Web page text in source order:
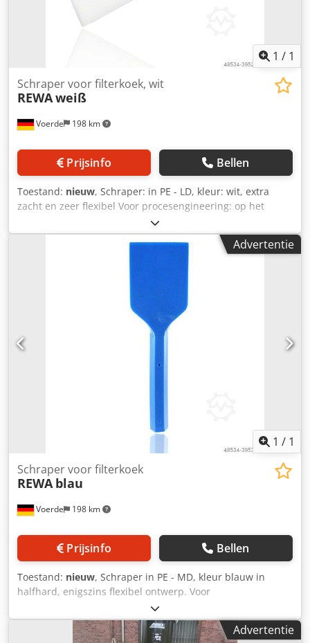
1 / 1
Voerde 198 km
Schraper voor filterkoek, wit
REWAweiß
Prijsinfo Bellen
Toestand: nieuw, Schraper: in PE - LD, kleur: wit, extra
zacht en zeer flexibel Voor procesengineering: op het
gebied van filterpersen. om de filtercake te verwijderen.
Lengte: 410 mm Dodpfxjd Eykze Ankekr Greeplengte: 210
Advertentie
1 / 1
Voerde 198 km
Schraper voor filterkoek
REWA blau
Prijsinfo Bellen
Toestand: nieuw, Schraper in PE - MD, kleur blauw in
halfhard, enigszins flexibel ontwerp. Voor
procesengineering op het gebied van filterpersen. om de
filtercake te verwijderen. Lengte: 410 mm Greeplengte: 210
mm Dkedpfx Asd Ey Rwjnkor Breedte 125 mm Advertentie